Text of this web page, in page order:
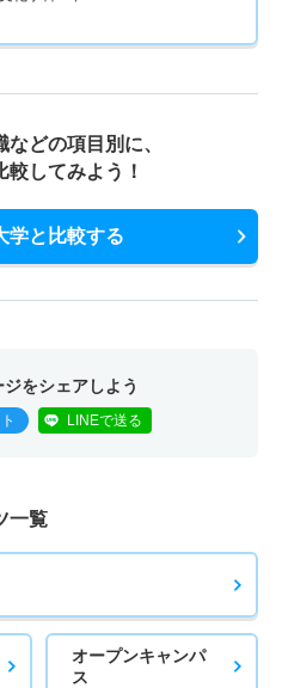
などの項目別に、
較してみよう！
学と比較する
ジをシェアしよう
LINEで送る
一覧
オープンキャンパ
ス